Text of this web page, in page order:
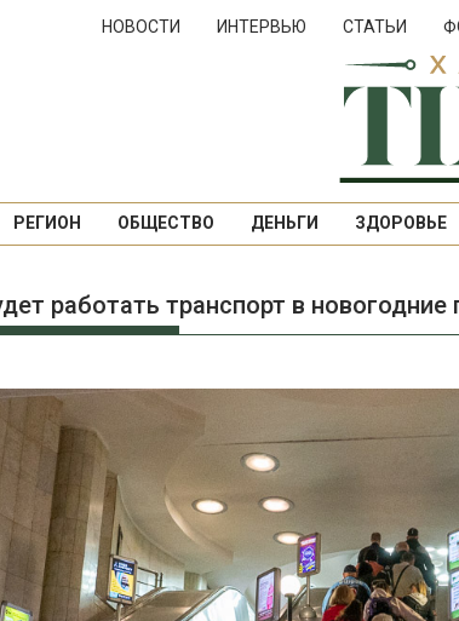
НОВОСТИ ИНТЕРВЬЮ СТАТЬИ
РЕГИОН ОБЩЕСТВО ДЕНЬГИ ЗДОРОВЬЕ
работать транспорт в